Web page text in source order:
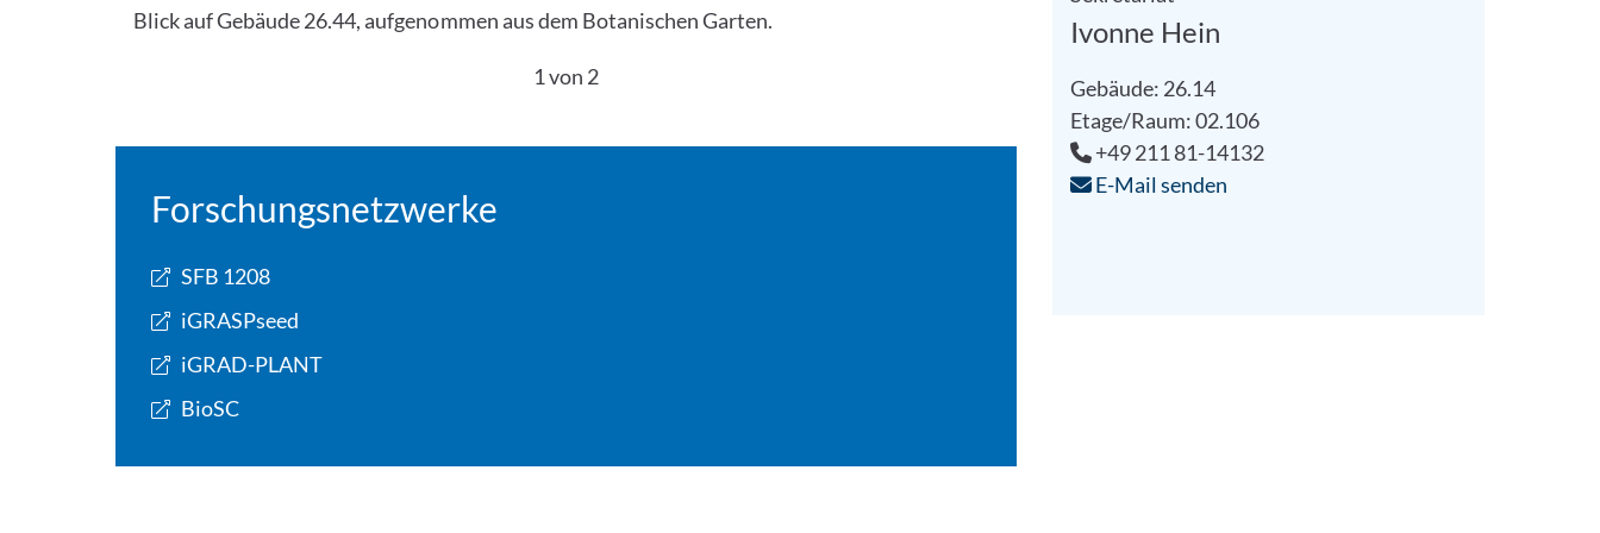
Blick auf Gebäude 26.44, aufgenommen aus dem Botanischen Garten.
1 von 2
Forschungsnetzwerke
SFB 1208
iGRASPseed
iGRAD-PLANT
BioSC
Ivonne Hein
Gebäude: 26.14
Etage/Raum: 02.106
+49 211 81-14132
E-Mail senden